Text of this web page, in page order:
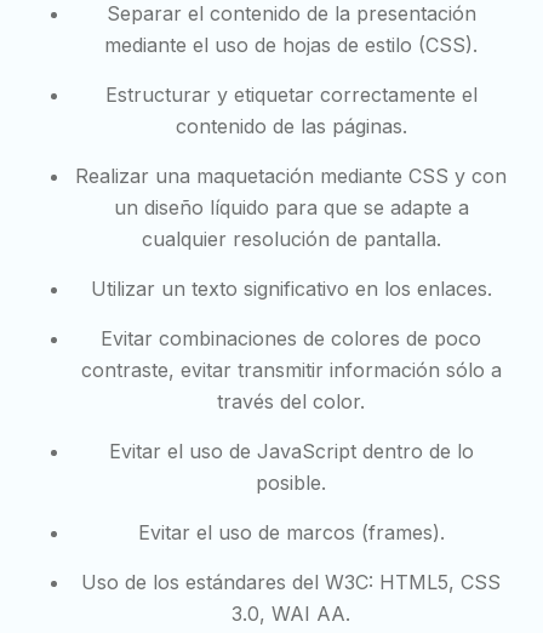
Separar el contenido de la presentación
mediante el uso de hojas de estilo (CSS).
Estructurar y etiquetar correctamente el
contenido de las páginas.
Realizar una maquetación mediante CSS y con
un diseño líquido para que se adapte a
cualquier resolución de pantalla.
Utilizar un texto significativo en los enlaces.
Evitar combinaciones de colores de poco
contraste, evitar transmitir información sólo a
través del color.
Evitar el uso de JavaScript dentro de lo
posible.
Evitar el uso de marcos (frames).
Uso de los estándares del W3C: HTML5, CSS
3.0, WAI AA.